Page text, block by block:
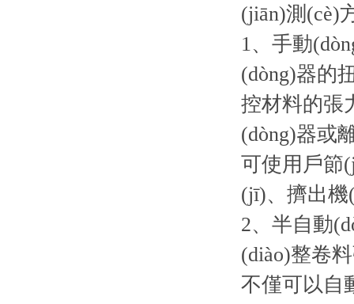
(jiān)測(cè)
1、手動
(dòng)器的
控材料的張
(dòng)器或
可使用戶節
(jī)、擠出機
2、半自動
(diào)整卷
不僅可以自